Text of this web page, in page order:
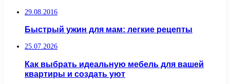
29.08.2016
Быстрый ужин для мам: легкие рецепты
25.07.2026
Как выбрать идеальную мебель для вашей
квартиры и создать уют